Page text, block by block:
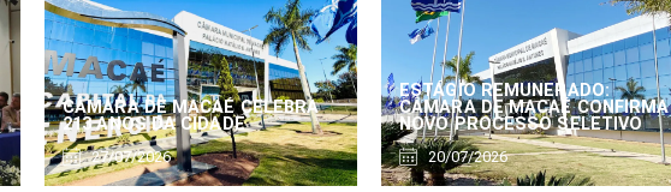
CÂMARA DE MACAÉ CELEBRA
213 ANOS DA CIDADE
27/07/2026
ESTÁGIO REMUNERADO:
CÂMARA DE MACAÉ CONFIRMA
NOVO PROCESSO SELETIVO
20/07/2026